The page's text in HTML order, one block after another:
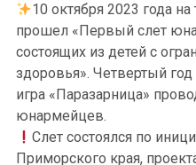
10 октября 2023 года
прошел «Первый слет
состоящих из детей с
здоровья». Четвертый
игра «Паразарница»
юнармейцев.
Слет состоялся по
Приморского края,